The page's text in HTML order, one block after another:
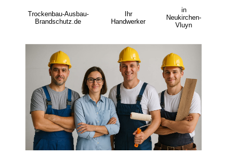
Trockenbau-Ausbau-
Brandschutz.de
Ihr
Handwerker
in
Neukirchen-
Vluyn